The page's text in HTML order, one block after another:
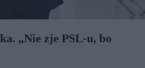
„Nie zje PSL-u, bo